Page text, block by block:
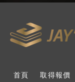
首頁 取得報價